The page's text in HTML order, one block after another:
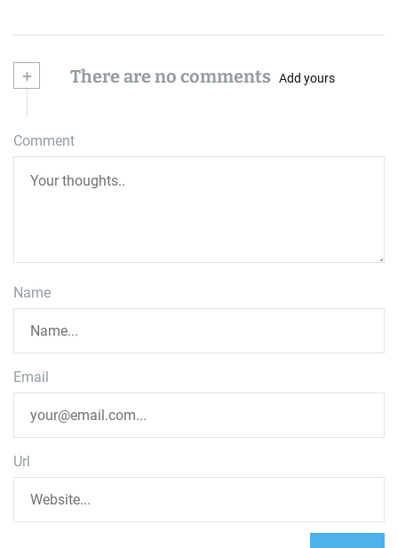
+ There are no comments Add yours
Comment
Name
Email
Url